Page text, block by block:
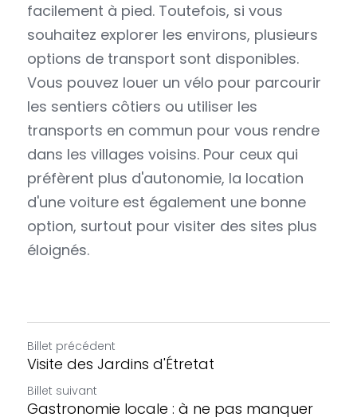
English
Réserver
facilement à pied. Toutefois, si vous
souhaitez explorer les environs, plusieurs
options de transport sont disponibles.
Vous pouvez louer un vélo pour parcourir
les sentiers côtiers ou utiliser les
transports en commun pour vous rendre
dans les villages voisins. Pour ceux qui
préfèrent plus d'autonomie, la location
d'une voiture est également une bonne
option, surtout pour visiter des sites plus
éloignés.
Billet précédent
Visite des Jardins d'Étretat
Billet suivant
Gastronomie locale : à ne pas manquer